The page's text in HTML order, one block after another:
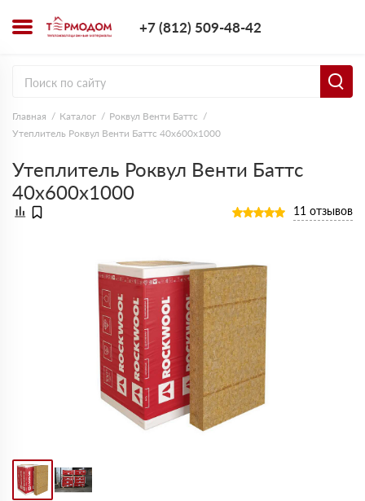
+7 (812) 509-48-42
Главная Каталог
Роквул Венти Баттс
Утеплитель Роквул Венти Баттс 40х600х1000
Утеплитель Роквул Венти Баттс
40х600х1000
11 отзывов